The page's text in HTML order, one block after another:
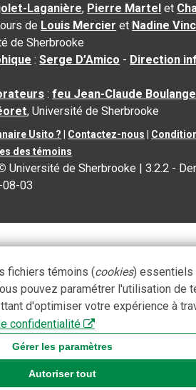
Laganière, Pierre Martel et
de Louis Mercier et Nadine
de Sherbrooke
:Serge D’Amico - Direction
:feu Jean-Claude
, Université de Sherbrooke
Usito ? Contactez-nous
des témoins
Université de Sherbrooke |3.2.2 -
03
fichiers témoins (cookies) essentiels
pouvez paramétrer l'utilisation de
d'optimiser votre expérience à
confidentialité
Gérer les paramètres
Autoriser tout